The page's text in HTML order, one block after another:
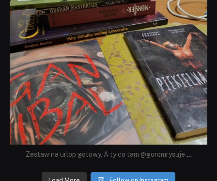
Zestaw na urlop gotowy. A ty co tam @goromrysuje ...